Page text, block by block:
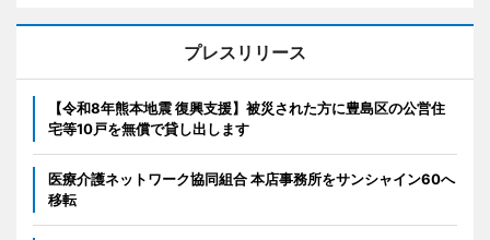
プレスリリース
【令和8年熊本地震 復興支援】被災された方に豊島区の公営住
宅等10戸を無償で貸し出します
医療介護ネットワーク協同組合 本店事務所をサンシャイン60へ
移転